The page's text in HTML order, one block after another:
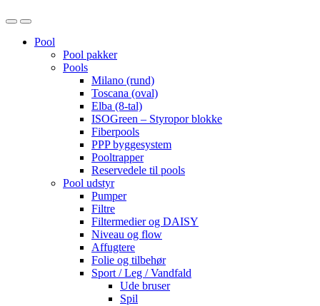
OpenClose
Pool
Pool pakker
Pools
Milano (rund)
Toscana (oval)
Elba (8-tal)
ISOGreen – Styropor blokke
Fiberpools
PPP byggesystem
Pooltrapper
Reservedele til pools
Pool udstyr
Pumper
Filtre
Filtermedier og DAISY
Niveau og flow
Affugtere
Folie og tilbehør
Sport / Leg / Vandfald
Ude bruser
Spil